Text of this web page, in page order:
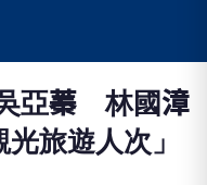
亞蓁 林國漳
旅遊人次」